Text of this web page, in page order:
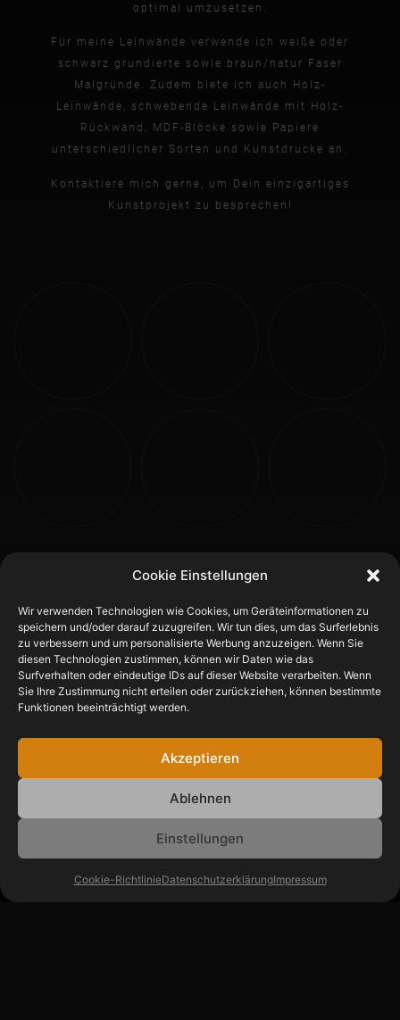
Cookie Einstellungen
Wir verwenden Technologien wie Cookies, um Geräteinformationen zu
speichern und/oder darauf zuzugreifen. Wir tun dies, um das Surferlebnis
zu verbessern und um personalisierte Werbung anzuzeigen. Wenn Sie
diesen Technologien zustimmen, können wir Daten wie das
Surfverhalten oder eindeutige IDs auf dieser Website verarbeiten. Wenn
Sie Ihre Zustimmung nicht erteilen oder zurückziehen, können bestimmte
Funktionen beeinträchtigt werden.
Akzeptieren
Ablehnen
Einstellungen
Cookie-RichtlinieDatenschutzerklärungImpressum
optimal umzusetzen.
Für meine Leinwände verwende ich weiße oder
schwarz grundierte sowie braun/natur Faser
Malgründe. Zudem biete ich auch Holz-
Leinwände, schwebende Leinwände mit Holz-
Rückwand, MDF-Blöcke sowie Papiere
unterschiedlicher Sorten und Kunstdrucke an.
Kontaktiere mich gerne, um Dein einzigartiges
Kunstprojekt zu besprechen!
SCHON DIE
ERSTEN IDEEN?
hello@sabrinariess.com